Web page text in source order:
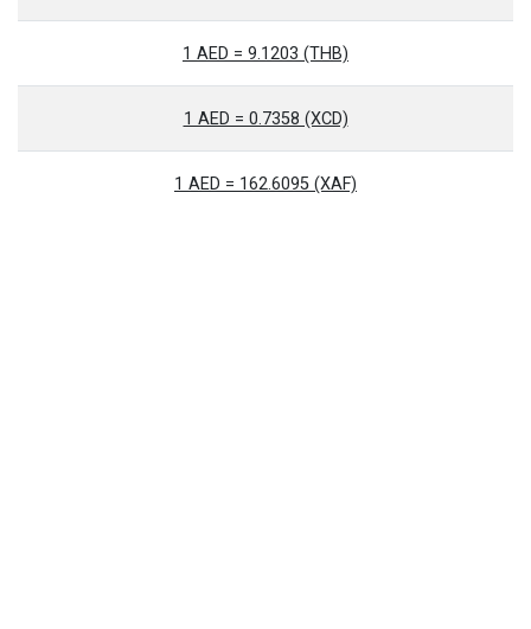
1 AED = 9.1203 (THB)
1 AED = 0.7358 (XCD)
1 AED = 162.6095 (XAF)